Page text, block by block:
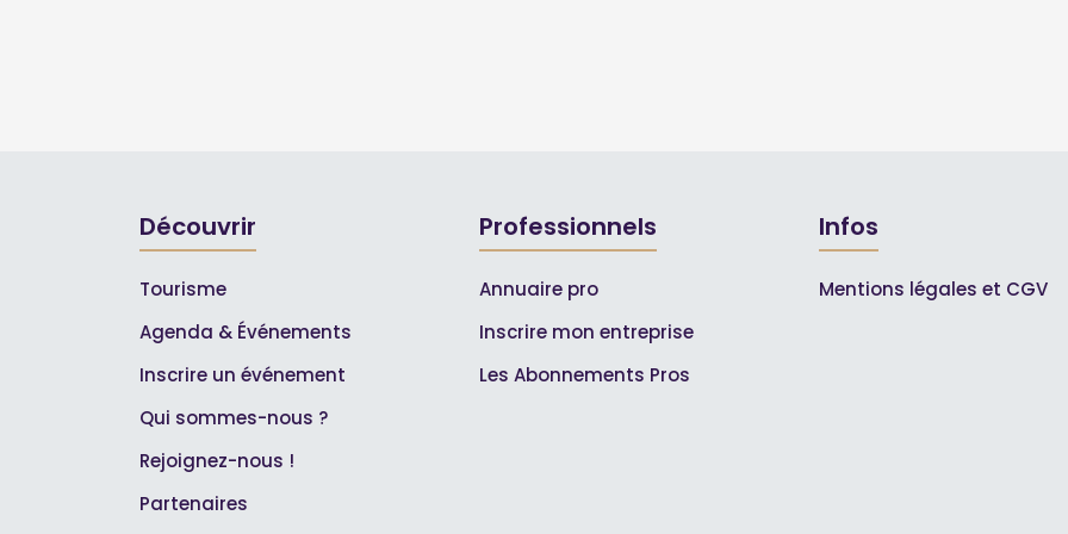
Découvrir
Tourisme
Agenda & Événements
Inscrire un événement
Qui sommes-nous ?
Rejoignez-nous !
Partenaires
Professionnels
Annuaire pro
Inscrire mon entreprise
Les Abonnements Pros
Infos
Mentions légales et CGV